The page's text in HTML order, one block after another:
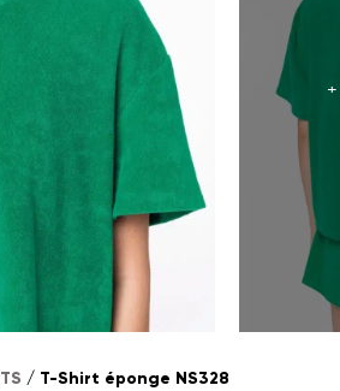
/ T-Shirt éponge NS328